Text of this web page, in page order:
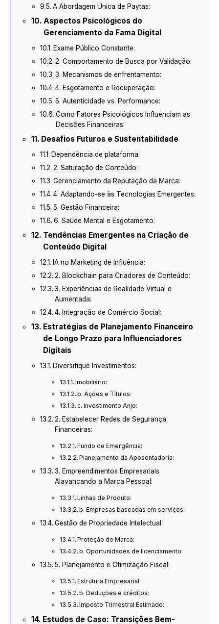
A Abordagem Única de Paytas:
Aspectos Psicológicos do
Gerenciamento da Fama Digital
Exame Público Constante:
2. Comportamento de Busca por Validação:
3. Mecanismos de enfrentamento:
4. Esgotamento e Recuperação:
5. Autenticidade vs. Performance:
Como Fatores Psicológicos Influenciam as
Decisões Financeiras:
Desafios Futuros e Sustentabilidade
Dependência de plataforma:
2. Saturação de Conteúdo:
Gerenciamento da Reputação da Marca:
4. Adaptando-se às Tecnologias Emergentes:
5. Gestão Financeira:
6. Saúde Mental e Esgotamento:
Tendências Emergentes na Criação de
Conteúdo Digital
IA no Marketing de Influência:
2. Blockchain para Criadores de Conteúdo:
3. Experiências de Realidade Virtual e
Aumentada:
4. Integração de Comércio Social:
Estratégias de Planejamento Financeiro
de Longo Prazo para Influenciadores
Digitais
Diversifique Investimentos:
Imobiliário:
b. Ações e Títulos:
c. Investimento Anjo:
2. Estabelecer Redes de Segurança
Financeiras:
Fundo de Emergência:
Planejamento da Aposentadoria:
3. Empreendimentos Empresariais
Alavancando a Marca Pessoal:
Linhas de Produto:
b. Empresas baseadas em serviços:
Gestão de Propriedade Intelectual:
Proteção de Marca:
b. Oportunidades de licenciamento:
5. Planejamento e Otimização Fiscal:
Estrutura Empresarial:
b. Deduções e créditos:
Imposto Trimestral Estimado:
Estudos de Caso: Transições Bem-